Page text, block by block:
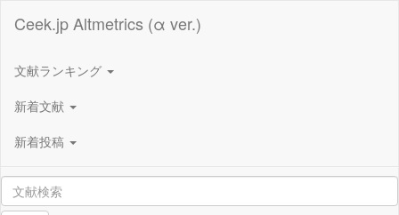
Ceek.jp Altmetrics (α ver.)
文献ランキング
新着文献
新着投稿